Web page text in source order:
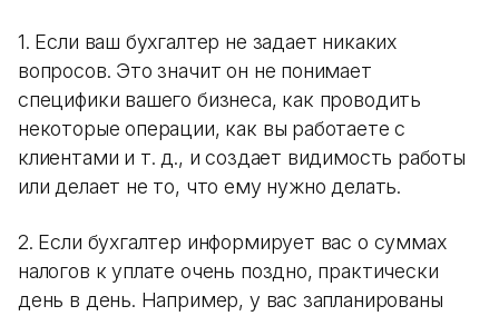
1. Если ваш бухгалтер не задает никаких
вопросов. Это значит он не понимает
специфики вашего бизнеса, как проводить
некоторые операции, как вы работаете с
клиентами и т. д., и создает видимость работы
или делает не то, что ему нужно делать.
2. Если бухгалтер информирует вас о суммах
налогов к уплате очень поздно, практически
день в день. Например, у вас запланированы